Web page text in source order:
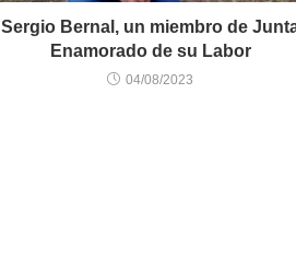
Sergio Bernal, un miembro de
Enamorado de su Labor
04/08/2023